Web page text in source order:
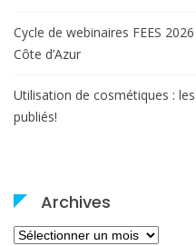
Cycle de webinaires FEES
Côte d’Azur
Utilisation de cosmétiques :
publiés!
Archives
Archives